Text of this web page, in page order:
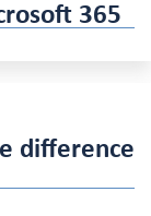
365
difference